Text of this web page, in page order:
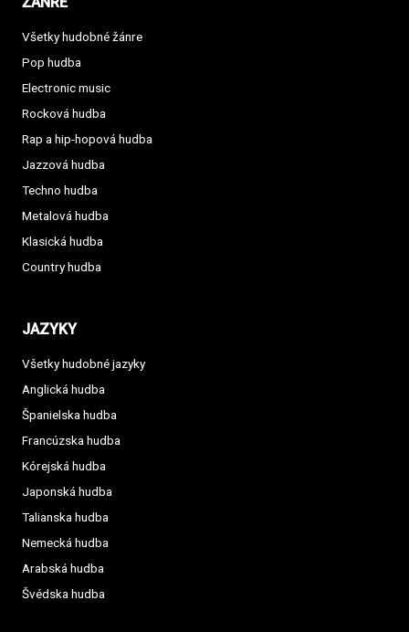
Všetky hudobné žánre
Pop hudba
Electronic music
Rocková hudba
Rap a hip-hopová hudba
Jazzová hudba
Techno hudba
Metalová hudba
Klasická hudba
Country hudba
JAZYKY
Všetky hudobné jazyky
Anglická hudba
Španielska hudba
Francúzska hudba
Kórejská hudba
Japonská hudba
Talianska hudba
Nemecká hudba
Arabská hudba
Švédska hudba